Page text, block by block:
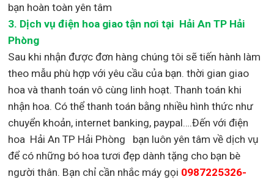
bạn hoàn toàn yên tâm
3. Dịch vụ điện hoa giao tận nơi tại Hải An TP Hải
Phòng
Sau khi nhận được đơn hàng chúng tôi sẽ tiến hành làm
theo mẫu phù hợp với yêu cầu của bạn. thời gian giao
hoa và thanh toán vô cùng linh hoạt. Thanh toán khi
nhận hoa. Có thể thanh toán bằng nhiều hình thức như
chuyển khoản, internet banking, paypal….Đến với điện
hoa Hải An TP Hải Phòng bạn luôn yên tâm về dịch vụ
để có những bó hoa tươi đẹp dành tặng cho bạn bè
người thân. Bạn chỉ cần nhắc máy gọi 0987225326-